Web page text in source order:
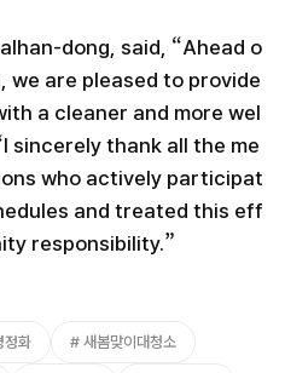
dong, said, “Ahead o
we are pleased to provide
a cleaner and more wel
sincerely thank all the me
who actively participat
and treated this eff
responsibility.”
정화 새봄맞이대청소